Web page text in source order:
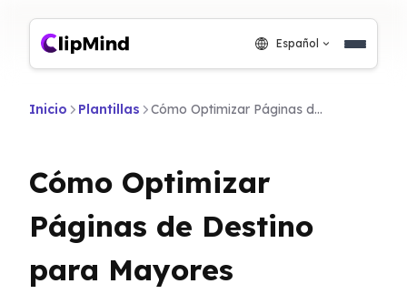
Español
Inicio Plantillas Cómo Optimizar Páginas de Destino para Mayores Conversiones
Cómo Optimizar
Páginas de Destino
para Mayores